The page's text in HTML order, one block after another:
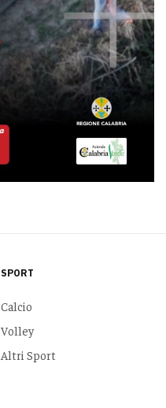
SPORT
Calcio
Volley
Altri Sport